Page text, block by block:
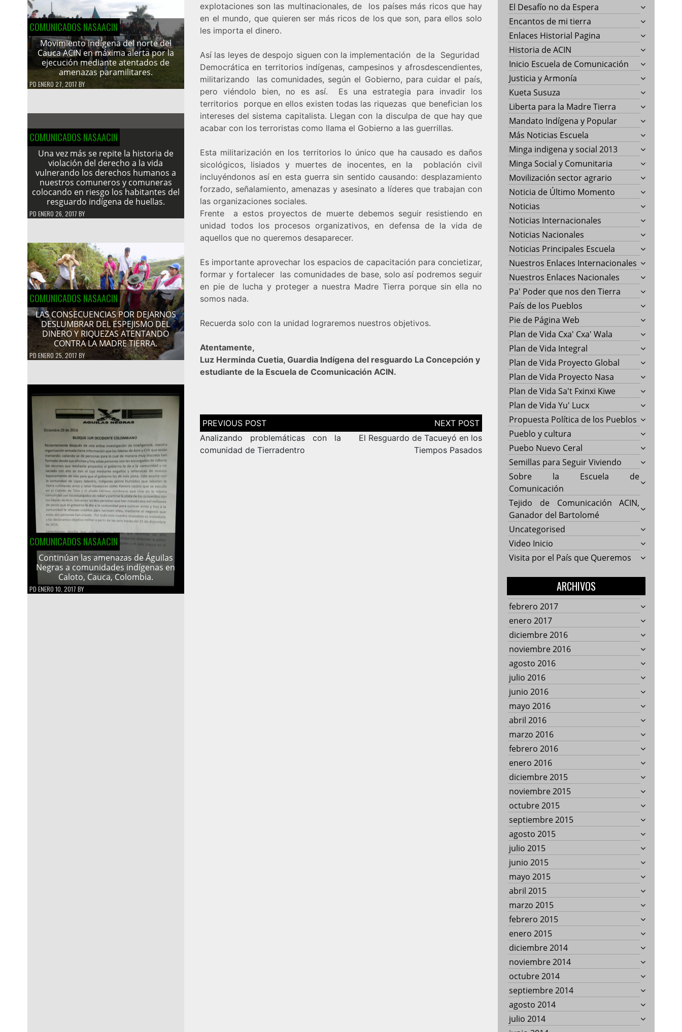
COMUNICADOS NASAACIN
Movimiento indígena del norte del
Cauca ACIN en máxima alerta por la
ejecución mediante atentados de
amenazas paramilitares.
PD ENERO 27, 2017 BY
COMUNICADOS NASAACIN
Una vez más se repite la historia de
violación del derecho a la vida
vulnerando los derechos humanos a
nuestros comuneros y comuneras
colocando en riesgo los habitantes del
resguardo indígena de huellas.
PD ENERO 26, 2017 BY
COMUNICADOS NASAACIN
LAS CONSECUENCIAS POR DEJARNOS
DESLUMBRAR DEL ESPEJISMO DEL
DINERO Y RIQUEZAS ATENTANDO
CONTRA LA MADRE TIERRA.
PDENERO 25, 2017 BY
COMUNICADOS NASAACIN
Continúan las amenazas de Águilas
Negras a comunidades indígenas en
Caloto, Cauca, Colombia.
PD ENERO 10, 2017 BY
explotaciones son las multinacionales, de los países más ricos que hay
en el mundo, que quieren ser más ricos de los que son, para ellos solo
les importa el dinero.
Así las leyes de despojo siguen con la implementación de la Seguridad
Democrática en territorios indígenas, campesinos y afrosdescendientes,
militarizando las comunidades, según el Gobierno, para cuidar el país,
pero viéndolo bien, no es así. Es una estrategia para invadir los
territorios porque en ellos existen todas las riquezas que benefician los
intereses del sistema capitalista. Llegan con la disculpa de que hay que
acabar con los terroristas como llama el Gobierno a las guerrillas.
Esta militarización en los territorios lo único que ha causado es daños
sicológicos, lisiados y muertes de inocentes, en la población civil
incluyéndonos así en esta guerra sin sentido causando: desplazamiento
forzado, señalamiento, amenazas y asesinato a líderes que trabajan con
las organizaciones sociales.
Frente a estos proyectos de muerte debemos seguir resistiendo en
unidad todos los procesos organizativos, en defensa de la vida de
aquellos que no queremos desaparecer.
Es importante aprovechar los espacios de capacitación para concietizar,
formar y fortalecer las comunidades de base, solo así podremos seguir
en pie de lucha y proteger a nuestra Madre Tierra porque sin ella no
somos nada.
Recuerda solo con la unidad lograremos nuestros objetivos.
Atentamente,
Luz Herminda Cuetia, Guardia Indígena del resguardo La Concepción y
estudiante de la Escuela de Ccomunicación ACIN.
Navegación
de
entradas
Analizando problemáticas con la
comunidad de Tierradentro
El Resguardo de Tacueyó en los
Tiempos Pasados
El Desafío no da Espera
Encantos de mi tierra
Enlaces Historial Pagina
Historia de ACIN
Inicio Escuela de Comunicación
Justicia y Armonía
Kueta Susuza
Liberta para la Madre Tierra
Mandato Indígena y Popular
Más Noticias Escuela
Minga indigena y social 2013
Minga Social y Comunitaria
Movilización sector agrario
Noticia de Último Momento
Noticias
Noticias Internacionales
Noticias Nacionales
Noticias Principales Escuela
Nuestros Enlaces Internacionales
Nuestros Enlaces Nacionales
Pa' Poder que nos den Tierra
País de los Pueblos
Pie de Página Web
Plan de Vida Cxa' Cxa' Wala
Plan de Vida Integral
Plan de Vida Proyecto Global
Plan de Vida Proyecto Nasa
Plan de Vida Sa't Fxinxi Kiwe
Plan de Vida Yu' Lucx
Propuesta Política de los Pueblos
Pueblo y cultura
Puebo Nuevo Ceral
Semillas para Seguir Viviendo
Sobre la Escuela de
Comunicación
Tejido de Comunicación ACIN,
Ganador del Bartolomé
Uncategorised
Video Inicio
Visita por el País que Queremos
ARCHIVOS
febrero 2017
enero 2017
diciembre 2016
noviembre 2016
agosto 2016
julio 2016
junio 2016
mayo 2016
abril 2016
marzo 2016
febrero 2016
enero 2016
diciembre 2015
noviembre 2015
octubre 2015
septiembre 2015
agosto 2015
julio 2015
junio 2015
mayo 2015
abril 2015
marzo 2015
febrero 2015
enero 2015
diciembre 2014
noviembre 2014
octubre 2014
septiembre 2014
agosto 2014
julio 2014